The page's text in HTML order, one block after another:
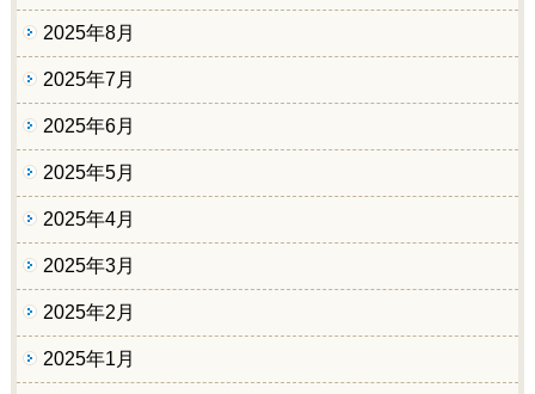
2025年8月
2025年7月
2025年6月
2025年5月
2025年4月
2025年3月
2025年2月
2025年1月